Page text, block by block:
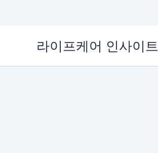
라이프케어 인사이트